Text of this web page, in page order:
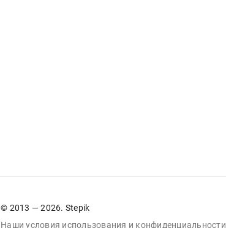
© 2013 — 2026. Stepik
Наши условия использования и конфиденциальности